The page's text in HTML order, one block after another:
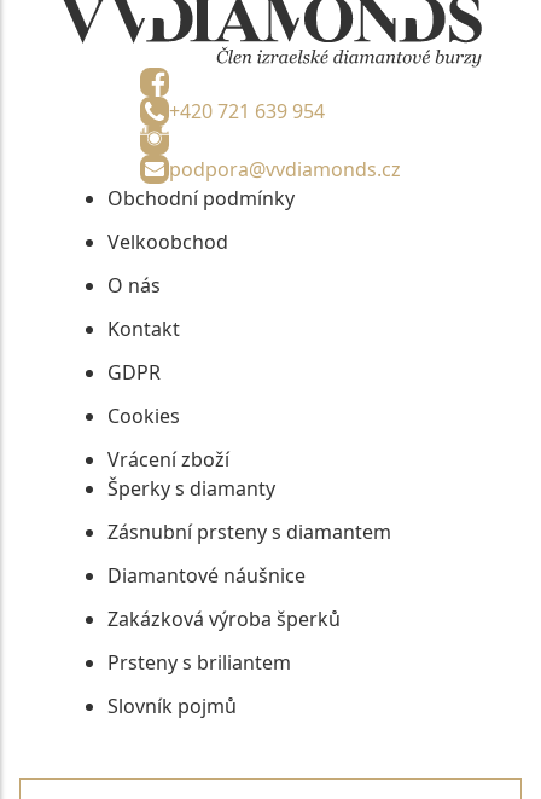
+420 721 639 954
podpora@vvdiamonds.cz
Obchodní podmínky
Velkoobchod
O nás
Kontakt
GDPR
Cookies
Vrácení zboží
Šperky s diamanty
Zásnubní prsteny s diamantem
Diamantové náušnice
Zakázková výroba šperků
Prsteny s briliantem
Slovník pojmů